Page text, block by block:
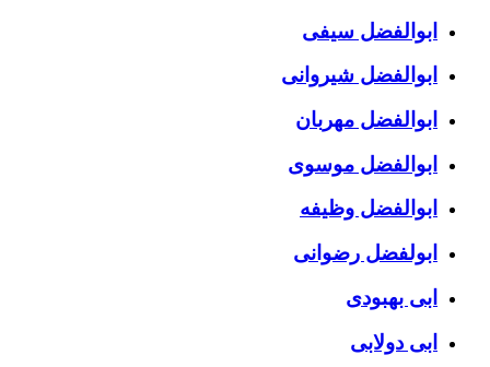
ابوالفضل سیفی
ابوالفضل شیروانی
ابوالفضل مهربان
ابوالفضل موسوی
ابوالفضل وظیفه
ابولفضل رضوانی
ابی بهبودی
ابی دولابی